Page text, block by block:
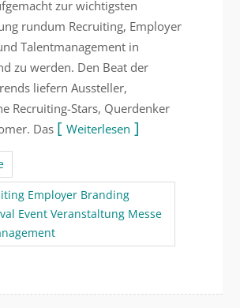
zur wichtigsten
rundum Recruiting, Employer
Talentmanagement in
zu werden. Den Beat der
liefern Aussteller,
Recruiting-Stars, Querdenker
Das
Weiterlesen
Employer Branding
Event Veranstaltung Messe